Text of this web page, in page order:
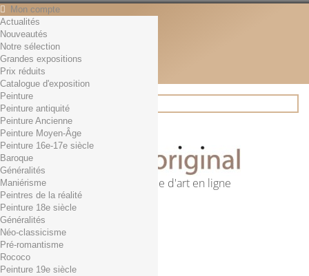
Mon compte
Contact
Français
English
Français
Actualités
Rechercher
Première librairie d'art en ligne
Panier (vide)
Aucun produit
0,01€ dès 29€ d'achat
0,00 € Total
Commander
Actualités
Nouveautés
Notre sélection
Grandes expositions
Prix réduits
Catalogue d'exposition
Peinture
Peinture antiquité
Peinture Ancienne
Peinture Moyen-Âge
Peinture 16e-17e siècle
Baroque
Généralités
Maniérisme
Peintres de la réalité
Peinture 18e siècle
Généralités
Néo-classicisme
Pré-romantisme
Rococo
Peinture 19e siècle